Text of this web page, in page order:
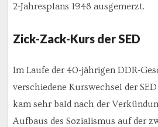
2-Jahresplans 1948 ausgemerzt.
Zick-Zack-Kurs der SED
Im Laufe der 40-jährigen DDR-
verschiedene Kurswechsel der
kam sehr bald nach der
Aufbaus des Sozialismus auf der